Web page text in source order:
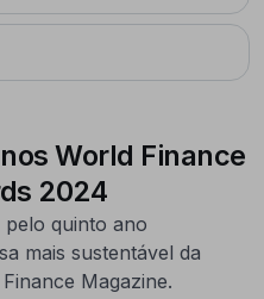
World Finance
2024
quinto ano
mais sustentável da
Magazine.